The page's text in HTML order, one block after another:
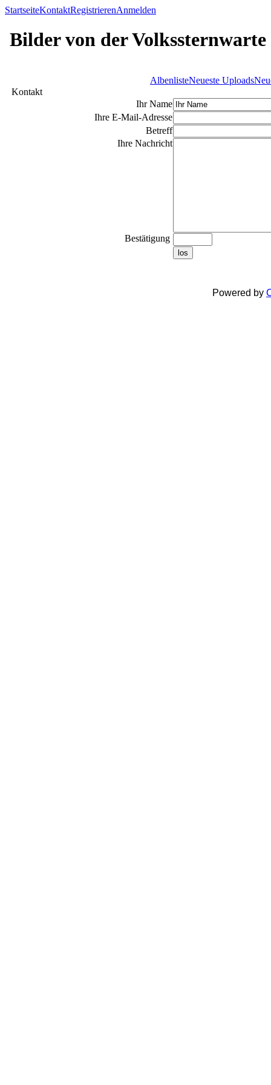
StartseiteKontaktRegistrierenAnmelden
Bilder von der Volkssternwarte
AlbenlisteNeueste Uploads
Kontakt
Ihr Name
Ihre E-Mail-Adresse
Betreff
Ihre Nachricht
Bestätigung
los
Powered by